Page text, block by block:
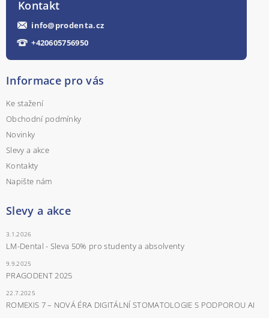
Kontakt
info@prodenta.cz
+420605756950
Informace pro vás
Ke stažení
Obchodní podmínky
Novinky
Slevy a akce
Kontakty
Napište nám
Slevy a akce
3.1.2026
LM-Dental - Sleva 50% pro studenty a absolventy
9.9.2025
PRAGODENT 2025
22.7.2025
ROMEXIS 7 – NOVÁ ÉRA DIGITÁLNÍ STOMATOLOGIE S PODPOROU AI